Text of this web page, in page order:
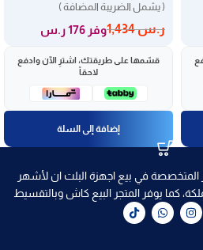
( يشمل الضريبة المضافة )
ر.س1,434 وفر 176 ر.س
قسّمها على طريقتك، اشترِ الآن وادفع
لاحقاً
إضافة إلى السلة
المتخصصة في بيع اجهزة البلت ان لأشهر
كما يوفر المتجر البيع كاش وبالتقسيط